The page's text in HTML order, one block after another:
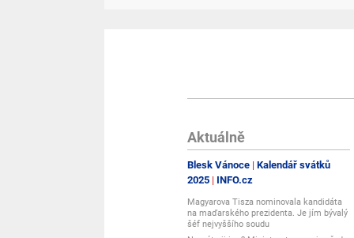
Aktuálně
Blesk Vánoce Kalendář svátků
2025
INFO.cz
Magyarova Tisza nominovala kandidáta
na maďarského prezidenta. Je jím bývalý
šéf nejvyššího soudu